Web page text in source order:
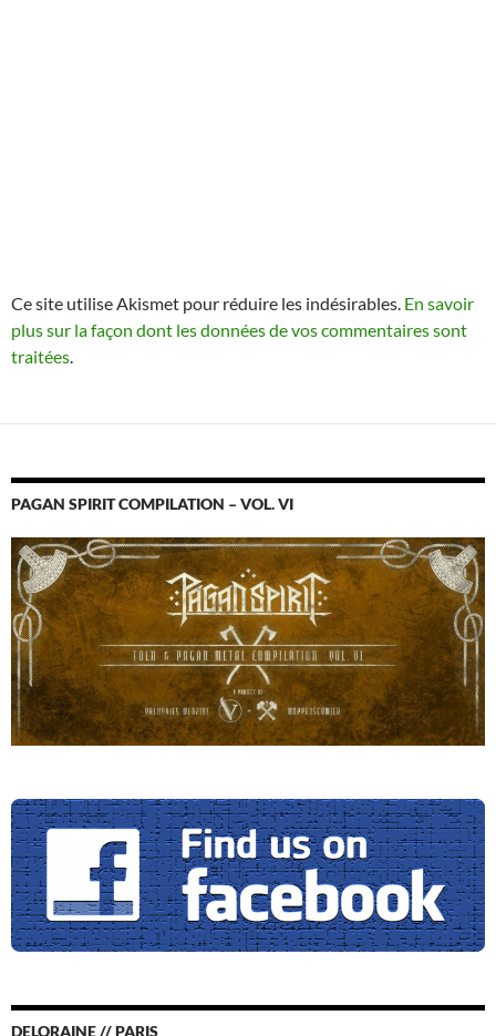
Ce site utilise Akismet pour réduire les indésirables. En savoir
plus sur la façon dont les données de vos commentaires sont
traitées.
PAGAN SPIRIT COMPILATION – VOL. VI
DELORAINE // PARIS